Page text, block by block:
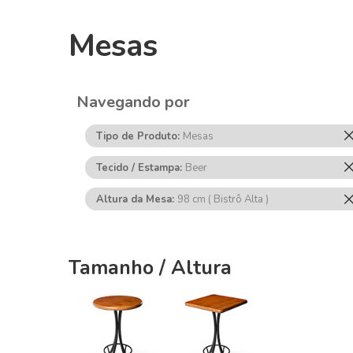
Mesas
Navegando por
Tipo de Produto Mesas
Tecido / Estampa Beer
Altura da Mesa 98 cm ( Bistrô Alta )
Tamanho / Altura